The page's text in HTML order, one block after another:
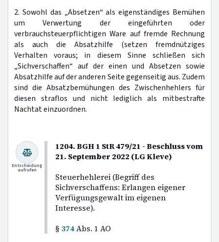
2. Sowohl das „Absetzen“ als eigenständiges Bemühen
um Verwertung der eingeführten oder
verbrauchsteuerpflichtigen Ware auf fremde Rechnung
als auch die Absatzhilfe (setzen fremdnütziges
Verhalten voraus; in diesem Sinne schließen sich
„Sichverschaffen“ auf der einen und Absetzen sowie
Absatzhilfe auf der anderen Seite gegenseitig aus. Zudem
sind die Absatzbemühungen des Zwischenhehlers für
diesen straflos und nicht lediglich als mitbestrafte
Nachtat einzuordnen.
1204. BGH 1 StR 479/21 - Beschluss vom
21. September 2022 (LG Kleve)
Steuerhehlerei (Begriff des
Sichverschaffens: Erlangen eigener
Verfügungsgewalt im eigenen
Interesse).
§ 374Abs. 1 AO
Entscheidung
aufrufen